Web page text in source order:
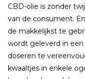
CBD-olie is zonder
van de consument.
de makkelijkst te
wordt geleverd in
doseren te
kwaaltjes in enkele